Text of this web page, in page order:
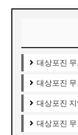
대상포진
대상포진
대상포진
대상포진